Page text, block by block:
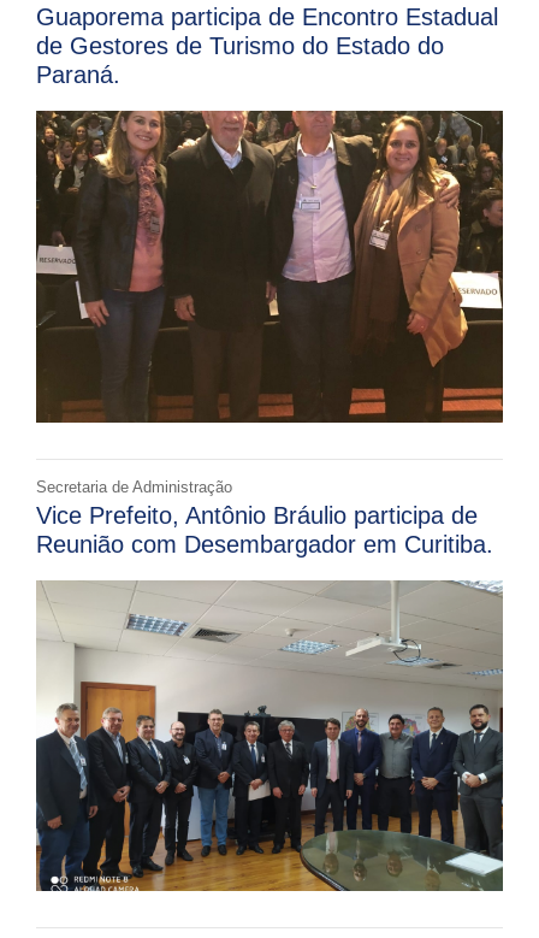
Guaporema participa de Encontro Estadual
de Gestores de Turismo do Estado do
Paraná.
Secretaria de Administração
Vice Prefeito, Antônio Bráulio participa de
Reunião com Desembargador em Curitiba.